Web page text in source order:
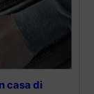
casa di